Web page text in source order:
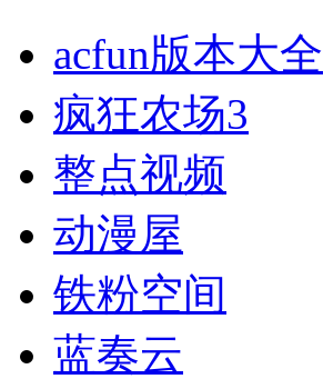
acfun版本大全
疯狂农场3
整点视频
动漫屋
铁粉空间
蓝奏云